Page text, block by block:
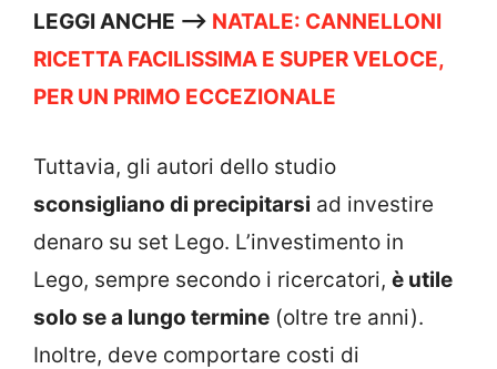
LEGGI ANCHE –> NATALE: CANNELLONI
RICETTA FACILISSIMA E SUPER VELOCE,
PER UN PRIMO ECCEZIONALE
Tuttavia, gli autori dello studio
sconsigliano di precipitarsi ad investire
denaro su set Lego. L’investimento in
Lego, sempre secondo i ricercatori, è utile
solo se a lungo termine (oltre tre anni).
Inoltre, deve comportare costi di